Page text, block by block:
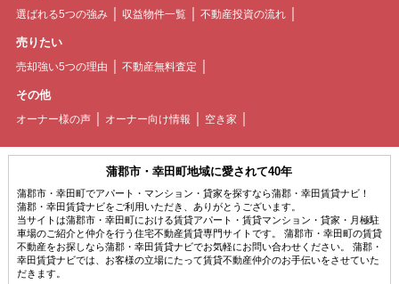
選ばれる5つの強み 収益物件一覧 不動産投資の流れ
売りたい
売却強い5つの理由 不動産無料査定
その他
オーナー様の声 オーナー向け情報 空き家
蒲郡市・幸田町地域に愛されて40年
蒲郡市・幸田町でアパート・マンション・貸家を探すなら蒲郡・幸田賃貸ナビ！
蒲郡・幸田賃貸ナビをご利用いただき、ありがとうございます。
当サイトは蒲郡市・幸田町における賃貸アパート・賃貸マンション・貸家・月極駐
車場のご紹介と仲介を行う住宅不動産賃貸専門サイトです。 蒲郡市・幸田町の賃貸
不動産をお探しなら蒲郡・幸田賃貸ナビでお気軽にお問い合わせください。 蒲郡・
幸田賃貸ナビでは、お客様の立場にたって賃貸不動産仲介のお手伝いをさせていた
だきます。